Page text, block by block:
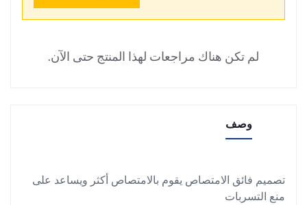
لم تكن هناك مراجعات لهذا المنتج حتى الآن.
وصف
تصميم فائق الامتصاص يقوم بالامتصاص أكثر ويساعد على
منع التسربات